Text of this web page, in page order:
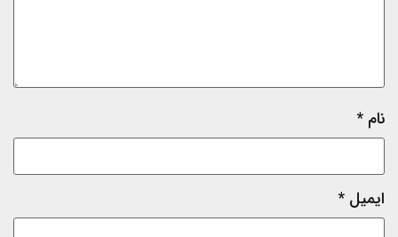
نام *
ایمیل *